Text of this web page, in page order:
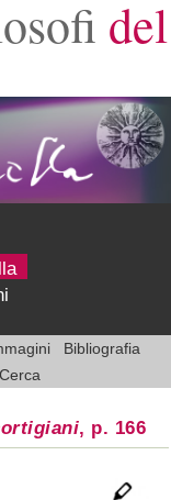
del
Bibliografia
Cerca
, p. 166